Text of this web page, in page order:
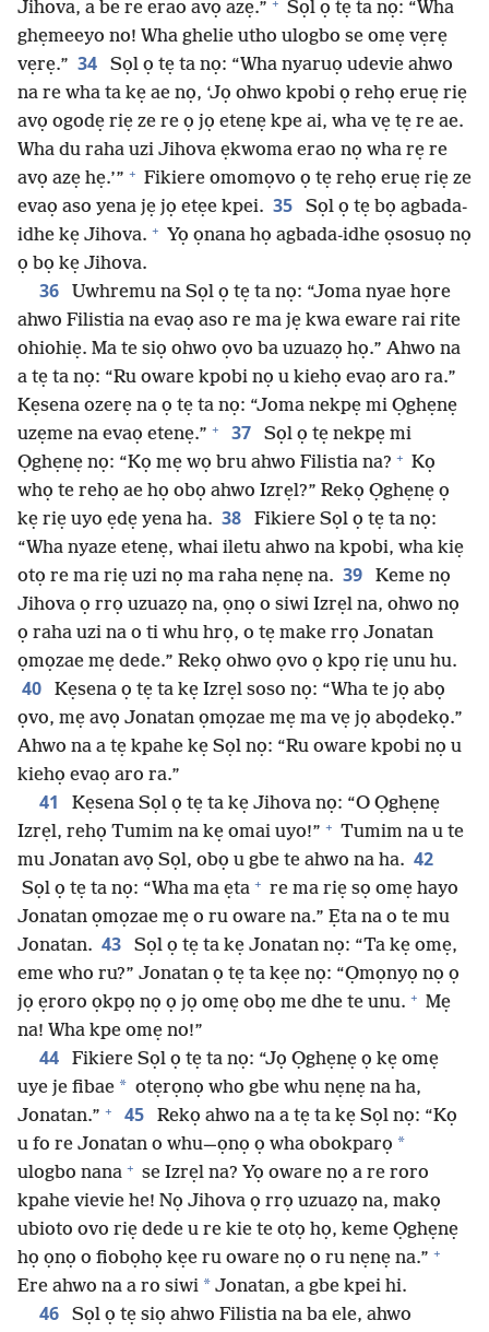
Jihova, a be re erao avọ azẹ.”
Sọl ọ tẹ ta nọ: “Wha
ghẹmeeyo no! Wha ghelie utho ulogbo se omẹ vẹrẹ
vẹrẹ.” 34
Sọl ọ tẹ ta nọ: “Wha nyaruọ udevie ahwo
na re wha ta kẹ ae nọ, ‘Jọ ohwo kpobi ọ rehọ eruẹ riẹ
avọ ogodẹ riẹ ze re ọ jọ etenẹ kpe ai, wha vẹ tẹ re ae.
Wha du raha uzi Jihova ẹkwoma erao nọ wha rẹ re
avọ azẹ hẹ.’” + Fikiere omomọvo ọ tẹ rehọ eruẹ riẹ ze
evaọ aso yena jẹ jọ etẹe kpei. 35
Sọl ọ tẹ bọ agbada-
idhe kẹ Jihova. + Yọ ọnana họ agbada-idhe ọsosuọ nọ
ọ bọ kẹ Jihova.
36
Uwhremu na Sọl ọ tẹ ta nọ: “Joma nyae họre
ahwo Filistia na evaọ aso re ma jẹ kwa eware rai rite
ohiohiẹ. Ma te siọ ohwo ọvo ba uzuazọ họ.” Ahwo na
a tẹ ta nọ: “Ru oware kpobi nọ u kiehọ evaọ aro ra.”
Kẹsena ozerẹ na ọ tẹ ta nọ: “Joma nekpẹ mi Ọghẹnẹ
uzẹme na evaọ etenẹ.” + 37
Sọl ọ tẹ nekpẹ mi
Ọghẹnẹ nọ: “Kọ mẹ wọ bru ahwo Filistia na? + Kọ
whọ te rehọ ae họ obọ ahwo Izrẹl?” Rekọ Ọghẹnẹ ọ
kẹ riẹ uyo ẹdẹ yena ha. 38
Fikiere Sọl ọ tẹ ta nọ:
“Wha nyaze etenẹ, whai iletu ahwo na kpobi, wha kiẹ
otọ re ma riẹ uzi nọ ma raha nẹnẹ na. 39
Keme nọ
Jihova ọ rrọ uzuazọ na, ọnọ o siwi Izrẹl na, ohwo nọ
ọ raha uzi na o ti whu hrọ, o tẹ make rrọ Jonatan
ọmọzae mẹ dede.” Rekọ ohwo ọvo ọ kpọ riẹ unu hu.
40
Kẹsena ọ tẹ ta kẹ Izrẹl soso nọ: “Wha te jọ abọ
ọvo, mẹ avọ Jonatan ọmọzae mẹ ma vẹ jọ abọdekọ.”
Ahwo na a tẹ kpahe kẹ Sọl nọ: “Ru oware kpobi nọ u
kiehọ evaọ aro ra.”
41
Kẹsena Sọl ọ tẹ ta kẹ Jihova nọ: “O Ọghẹnẹ
Izrẹl, rehọ Tumim na kẹ omai uyo!” + Tumim na u te
mu Jonatan avọ Sọl, obọ u gbe te ahwo na ha. 42
Sọl ọ tẹ ta nọ: “Wha ma ẹta + re ma riẹ sọ omẹ hayo
Jonatan ọmọzae mẹ o ru oware na.” Ẹta na o te mu
Jonatan. 43
Sọl ọ tẹ ta kẹ Jonatan nọ: “Ta kẹ omẹ,
eme who ru?” Jonatan ọ tẹ ta kẹe nọ: “Ọmọnyọ nọ ọ
jọ ẹroro ọkpọ nọ ọ jọ omẹ obọ me dhe te unu. + Mẹ
na! Wha kpe omẹ no!”
44
Fikiere Sọl ọ tẹ ta nọ: “Jọ Ọghẹnẹ ọ kẹ omẹ
uye je fibae * otẹrọnọ who gbe whu nẹnẹ na ha,
Jonatan.” + 45
Rekọ ahwo na a tẹ ta kẹ Sọl nọ: “Kọ
u fo re Jonatan o whu—ọnọ ọ wha obokparọ *
ulogbo nana + se Izrẹl na? Yọ oware nọ a re roro
kpahe vievie he! Nọ Jihova ọ rrọ uzuazọ na, makọ
ubioto ovo riẹ dede u re kie te otọ họ, keme Ọghẹnẹ
họ ọnọ o fiobọhọ kẹe ru oware nọ o ru nẹnẹ na.” +
Ere ahwo na a ro siwi * Jonatan, a gbe kpei hi.
46
Sọl ọ tẹ siọ ahwo Filistia na ba ele, ahwo